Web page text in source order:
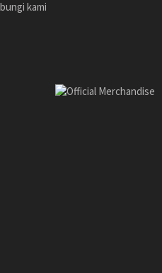
kami